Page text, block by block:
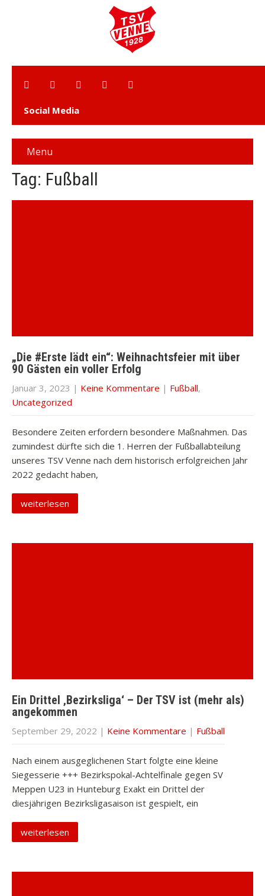
Social Media
Menu
Tag: Fußball
„Die #Erste lädt ein“: Weihnachtsfeier mit über
90 Gästen ein voller Erfolg
Januar 3, 2023 | Keine Kommentare | Fußball,
Uncategorized
Besondere Zeiten erfordern besondere Maßnahmen. Das
zumindest dürfte sich die 1. Herren der Fußballabteilung
unseres TSV Venne nach dem historisch erfolgreichen Jahr
2022 gedacht haben,
weiterlesen
Ein Drittel ‚Bezirksliga‘ – Der TSV ist (mehr als)
angekommen
September 29, 2022 | Keine Kommentare | Fußball
Nach einem ausgeglichenen Start folgte eine kleine
Siegesserie +++ Bezirkspokal-Achtelfinale gegen SV
Meppen U23 in Hunteburg Exakt ein Drittel der
diesjährigen Bezirksligasaison ist gespielt, ein
weiterlesen